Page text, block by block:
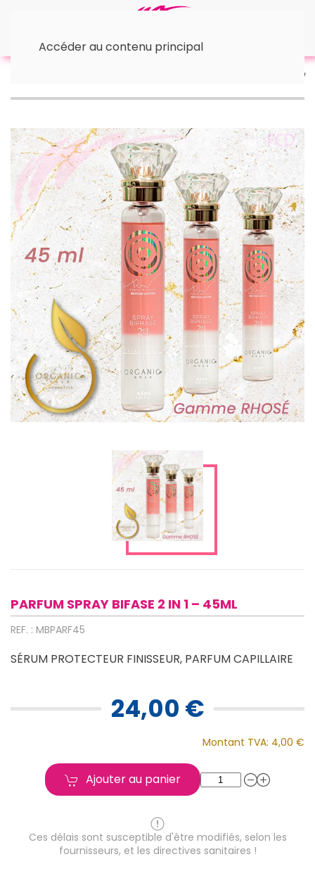
Accéder au contenu principal
PARFUM SPRAY BIFASE 2 IN 1 – 45ML
REF. : MBPARF45
SÉRUM PROTECTEUR FINISSEUR, PARFUM CAPILLAIRE
24,00 €
Montant TVA: 4,00 €
Ajouter au panier
Ces délais sont susceptible d'être modifiés, selon les
fournisseurs, et les directives sanitaires !